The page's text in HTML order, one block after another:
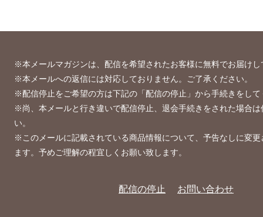
※本メールマガジンは、配信を希望されたお客様に無料でお届けし
※本メールへの返信には対応しておりません。ご了承ください。
※配信停止をご希望の方は下記の「配信の停止」から手続きをして
※尚、本メールと行き違いで配信停止、退会手続きをされた場合
い。
※このメールに記載されている商品情報について、予告なしに変
ます。予めご理解の程宜しくお願い致します。
配信の停止 お問い合わせ